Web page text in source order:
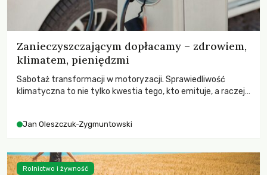
Zanieczyszczającym dopłacamy – zdrowiem,
klimatem, pieniędzmi
Sabotaż transformacji w motoryzacji. Sprawiedliwość
klimatyczna to nie tylko kwestia tego, kto emituje, a raczej
Jan Oleszczuk-Zygmuntowski
Rolnictwo i żywność